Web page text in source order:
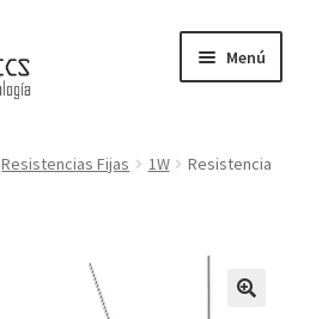
Menú
Resistencias Fijas 1W
Resistencia